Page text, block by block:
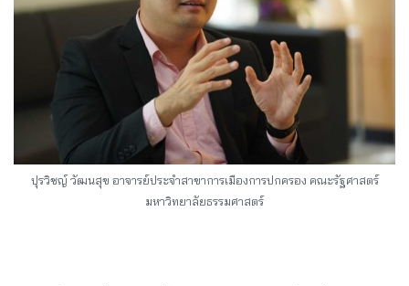
ปุรวิชญ์ วัฒนสุข อาจารย์ประจำสาขาการเมืองการปกครอง คณะรัฐศาสตร์
มหาวิทยาลัยธรรมศาสตร์